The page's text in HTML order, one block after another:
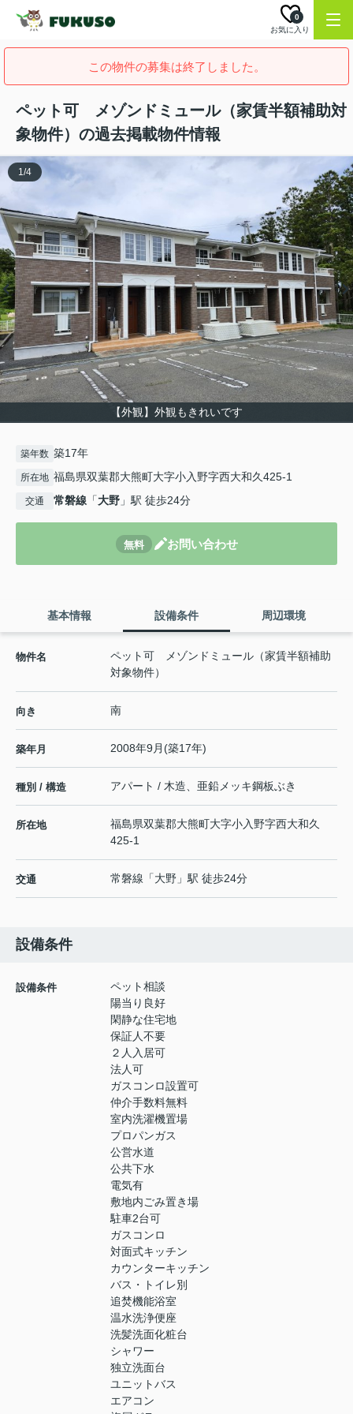
お気に入り
0
この物件の募集は終了しました。
ペット可 メゾンドミュール（家賃半額補助対
象物件）の過去掲載物件情報
【外観】外観もきれいです
1/4
築年数 築17年
所在地 福島県双葉郡大熊町大字小入野字西大和久425-1
交通 常磐線 「大野 」駅 徒歩24分
無料 お問い合わせ
基本情報 設備条件 周辺環境
物件名
ペット可 メゾンドミュール（家賃半額補助
対象物件）
向き 南
築年月 2008年9月(築17年)
種別 / 構造 アパート / 木造、亜鉛メッキ鋼板ぶき
所在地 福島県双葉郡大熊町大字小入野字西大和久
425-1
交通 常磐線 「大野 」駅 徒歩24分
設備条件
設備条件
ペット相談
陽当り良好
閑静な住宅地
保証人不要
２人入居可
法人可
ガスコンロ設置可
仲介手数料無料
室内洗濯機置場
プロパンガス
公営水道
公共下水
電気有
敷地内ごみ置き場
駐車2台可
ガスコンロ
対面式キッチン
カウンターキッチン
バス・トイレ別
追焚機能浴室
温水洗浄便座
洗髪洗面化粧台
シャワー
独立洗面台
ユニットバス
エアコン